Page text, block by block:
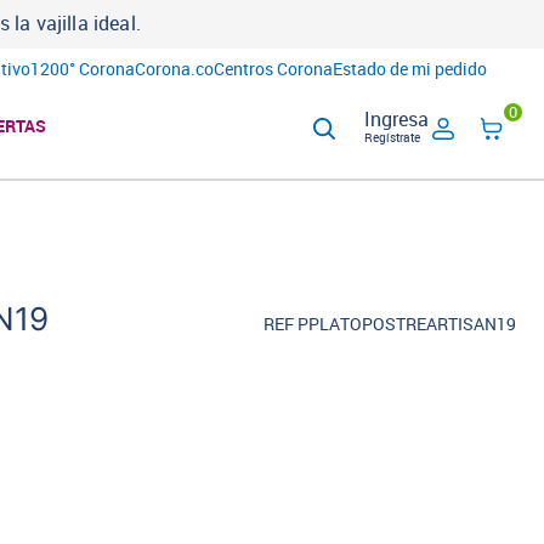
la vajilla ideal.
1200° CoronaCorona.coCentros CoronaEstado de mi pedido
Ingresa
Regístrate
0
REF PPLATOPOSTREARTISAN19